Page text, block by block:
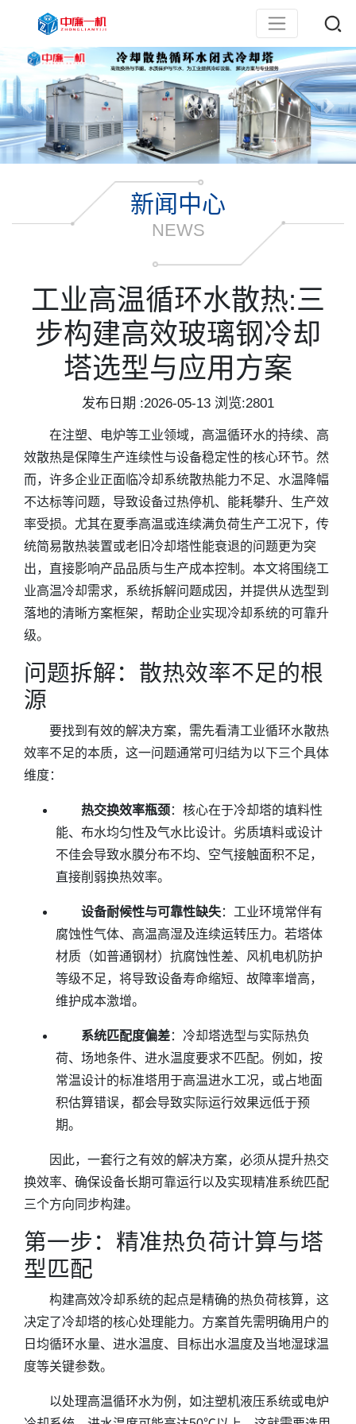
新闻中心
NEWS
工业高温循环水散热:三
步构建高效玻璃钢冷却
塔选型与应用方案
发布日期 :2026-05-13 浏览:2801
在注塑、电炉等工业领域，高温循环水的持续、高
效散热是保障生产连续性与设备稳定性的核心环节。然
而，许多企业正面临冷却系统散热能力不足、水温降幅
不达标等问题，导致设备过热停机、能耗攀升、生产效
率受损。尤其在夏季高温或连续满负荷生产工况下，传
统简易散热装置或老旧冷却塔性能衰退的问题更为突
出，直接影响产品品质与生产成本控制。本文将围绕工
业高温冷却需求，系统拆解问题成因，并提供从选型到
落地的清晰方案框架，帮助企业实现冷却系统的可靠升
级。
问题拆解：散热效率不足的根
源
要找到有效的解决方案，需先看清工业循环水散热
效率不足的本质，这一问题通常可归结为以下三个具体
维度：
热交换效率瓶颈：核心在于冷却塔的填料性
能、布水均匀性及气水比设计。劣质填料或设计
不佳会导致水膜分布不均、空气接触面积不足，
直接削弱换热效率。
设备耐候性与可靠性缺失：工业环境常伴有
腐蚀性气体、高温高湿及连续运转压力。若塔体
材质（如普通钢材）抗腐蚀性差、风机电机防护
等级不足，将导致设备寿命缩短、故障率增高，
维护成本激增。
系统匹配度偏差：冷却塔选型与实际热负
荷、场地条件、进水温度要求不匹配。例如，按
常温设计的标准塔用于高温进水工况，或占地面
积估算错误，都会导致实际运行效果远低于预
期。
因此，一套行之有效的解决方案，必须从提升热交
换效率、确保设备长期可靠运行以及实现精准系统匹配
三个方向同步构建。
第一步：精准热负荷计算与塔
型匹配
构建高效冷却系统的起点是精确的热负荷核算，这
决定了冷却塔的核心处理能力。方案首先需明确用户的
日均循环水量、进水温度、目标出水温度及当地湿球温
度等关键参数。
以处理高温循环水为例，如注塑机液压系统或电炉